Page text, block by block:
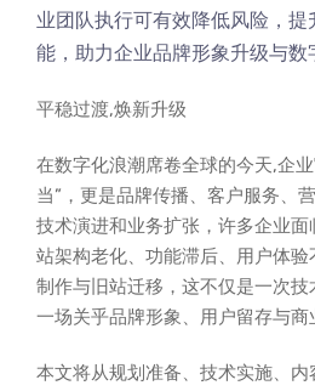
业团队执行可有效降低风险，
能，助力企业品牌形象升级与数
平稳过渡,焕新升级
在数字化浪潮席卷全球的今天,企
当”，更是品牌传播、客户服务、
技术演进和业务扩张，许多企业
站架构老化、功能滞后、用户体
制作与旧站迁移，这不仅是一次
一场关乎品牌形象、用户留存与商
本文将从规划准备、技术实施、内